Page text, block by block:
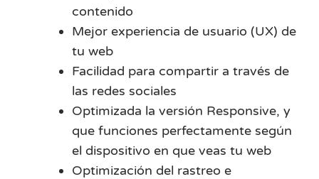
contenido
Mejor experiencia de usuario (UX) de
tu web
Facilidad para compartir a través de
las redes sociales
Optimizada la versión Responsive, y
que funciones perfectamente según
el dispositivo en que veas tu web
Optimización del rastreo e